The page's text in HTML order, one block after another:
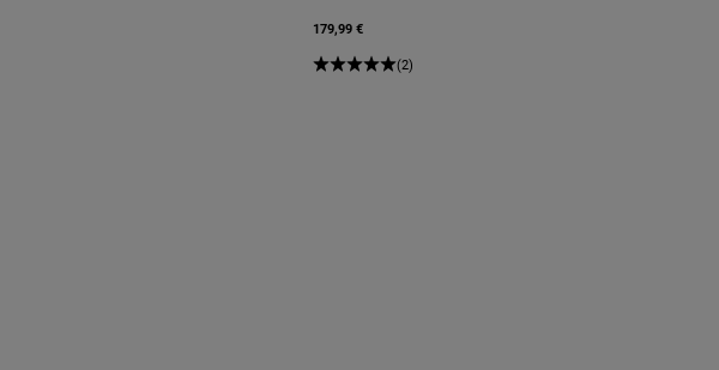
179,99 €
(2)